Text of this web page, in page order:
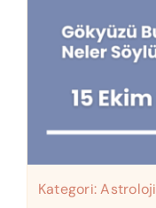
Kategori:Astroloji